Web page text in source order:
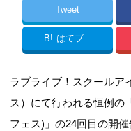
Tweet
B! はてブ
ラブライブ！スクールア
ス）にて行われる恒例の
フェス)」の24回目の開催